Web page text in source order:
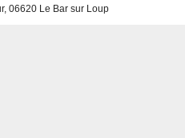
06620 Le Bar sur Loup